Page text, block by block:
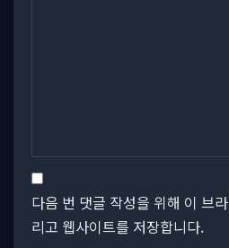
다음 번 댓글 작성을 위해 이 브
리고 웹사이트를 저장합니다.